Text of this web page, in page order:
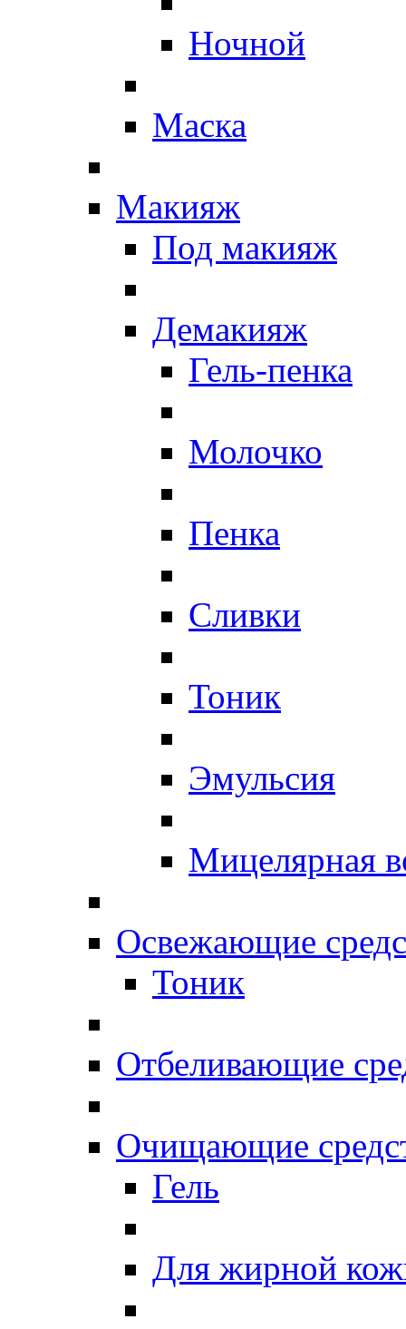
Ночной
Маска
Макияж
Под макияж
Демакияж
Гель-пенка
Молочко
Пенка
Сливки
Тоник
Эмульсия
Мицелярная
Освежающие
Тоник
Отбеливающие
Очищающие
Гель
Для жирной